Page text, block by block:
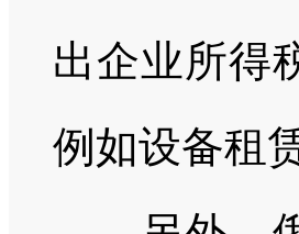
出企业所得
例如设备租